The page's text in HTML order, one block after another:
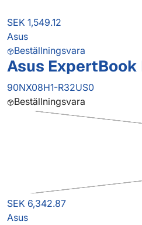
SEK 1,549.12
Asus
Beställningsvara
Asus
90NX08H1-R32US0
Beställningsvara
SEK 6,342.87
Asus